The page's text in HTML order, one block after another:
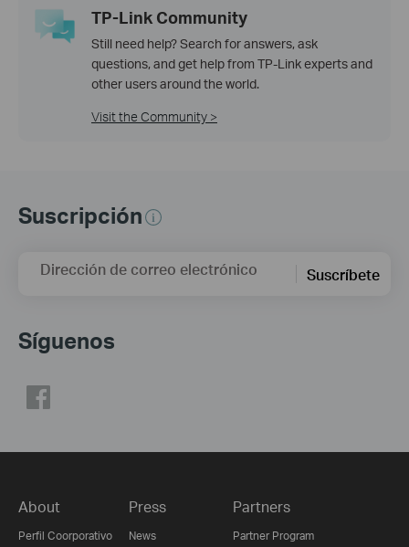
TP-Link Community
Still need help? Search for answers, ask
questions, and get help from TP-Link experts and
other users around the world.
Visit the Community >
Suscripción
Dirección de correo electrónico Suscríbete
Síguenos
About
Perfil Coorporativo
Press
News
Partners
Partner Program